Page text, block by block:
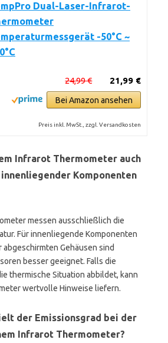
Dual-Laser-Infrarot-
-50°C ~
21,99 €
24,99 €
Bei Amazon ansehen
Preis inkl. MwSt., zzgl. Versandkosten
Infrarot Thermometer auch
Komponenten
messen ausschließlich die
Für innenliegende Komponenten
Gehäusen sind
besser geeignet. Falls die
thermische Situation abbildet, kann
wertvolle Hinweise liefern.
der Emissionsgrad bei der
Infrarot Thermometer?